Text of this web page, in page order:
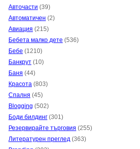
Авточасти (39)
Автоматичен (2)
Авиация (215)
Бебета малко дете (536)
Бебе (1210)
Банкрут (10)
Баня (44)
Красота (803)
Спалня (45)
Blogging (502)
Боди билдинг (301)
Резервирайте търговия (255)
Литературен преглед (363)